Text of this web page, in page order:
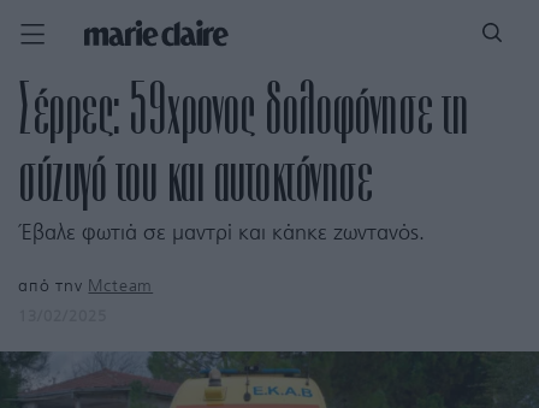
Σέρρες: 59χρονος δολοφόνησε τη
σύζυγό του και αυτοκτόνησε
Έβαλε φωτιά σε μαντρί και κάηκε ζωντανός.
από την Mcteam